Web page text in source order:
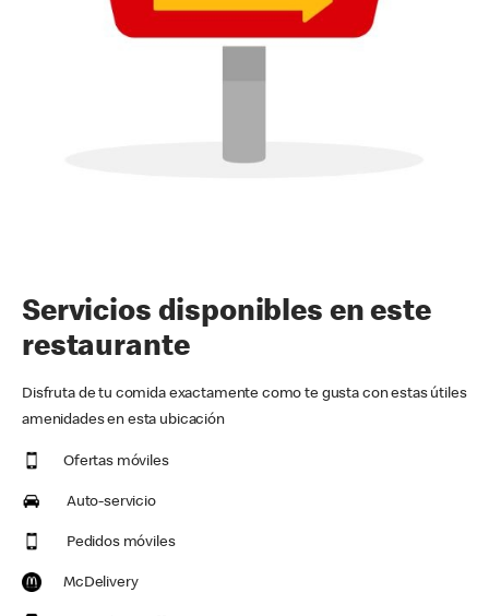
Servicios disponibles en este
restaurante
Disfruta de tu comida exactamente como te gusta con estas útiles
amenidades en esta ubicación
Ofertas móviles
Auto-servicio
Pedidos móviles
McDelivery